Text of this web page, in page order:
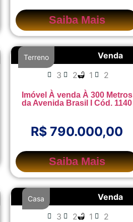
Saiba Mais
Venda
Terreno
3 2 1 2
Imóvel À venda À 300 Metros
da Avenida Brasil I Cód. 1140
R$ 790.000,00
Saiba Mais
Venda
Casa
3 2 1 2